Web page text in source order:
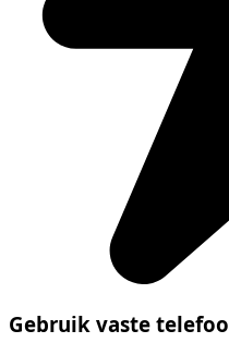
Gebruik vaste